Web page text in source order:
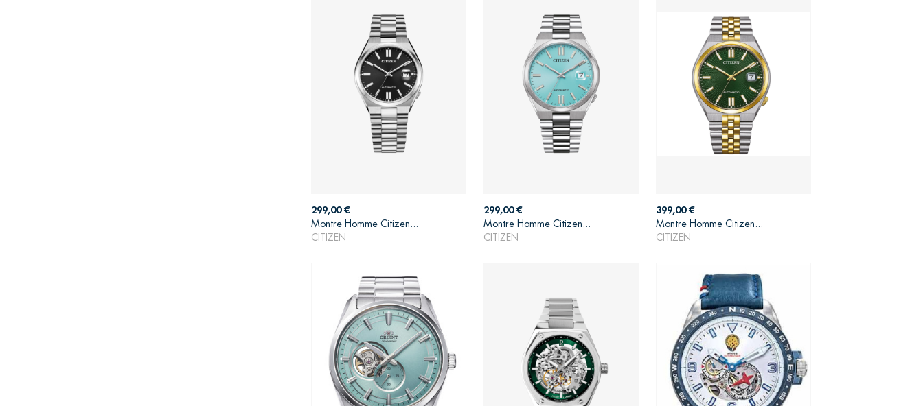
Prix
299,00 €
Montre Homme Citizen...
CITIZEN
AJOUTER AU PANIER
Prix
299,00 €
Montre Homme Citizen...
CITIZEN
AJOUTER AU PANIER
Prix
399,00 €
Montre Homme Citizen...
CITIZEN
AJOUTER AU PANIER